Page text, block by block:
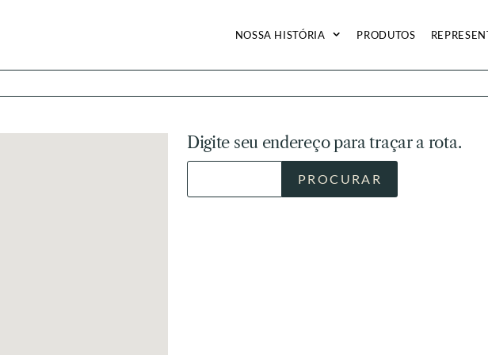
NOSSA HISTÓRIA PRODUTOS
Digite seu endereço para traçar a rota.